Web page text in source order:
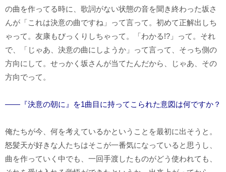
の曲を作ってる時に、歌詞がない状態の音を聞き終わった坂さ
んが「これは決意の曲ですね」って言って。初めて正解出しち
ゃって。友康もびっくりしちゃって。「わかる!?」って。それ
で、「じゃあ、決意の曲にしようか」って言って、そっち側の
方向にして。せっかく坂さんが当てたんだから、じゃあ、その
方向でって。
――『決意の朝に』を1曲目に持ってこられた意図は何ですか？
俺たちが今、何を考えているかということを最初に出そうと。
怒髪天が好きな人たちはそこが一番気になっていると思うし、
曲を作っていく中でも、一回手渡したものがどう使われても、